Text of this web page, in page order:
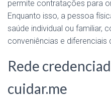
permite contratações para
Enquanto isso, a pessoa
saúde individual ou familiar,
conveniências e diferenciais
Rede
cuidar.me